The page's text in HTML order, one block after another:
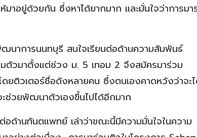
าอยู่ด้วยกัน ซึ่งหาได้ยากมาก และมั่นใจว่าการมา
นาการนนทบุรี สนใจเรียนต่อด้านความสัมพันธ์
มตัวมาตั้งแต่ช่วง ม. 5 เทอม 2 จึงสมัครมาร่วม
ยติวเตอร์ชื่อดังหลายคน ซึ่งตนเองคาดหวังว่าจะ
ะช่วยพัฒนาตัวเองขึ้นไปได้อีกมาก
อด้านทันตแพทย์ เล่าว่าขณะนี้มีความมั่นใจในความ